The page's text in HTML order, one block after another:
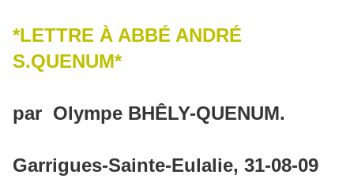
*LETTRE À ABBÉ ANDRÉ
S.QUENUM*
par Olympe BHÊLY-QUENUM.
Garrigues-Sainte-Eulalie, 31-08-09